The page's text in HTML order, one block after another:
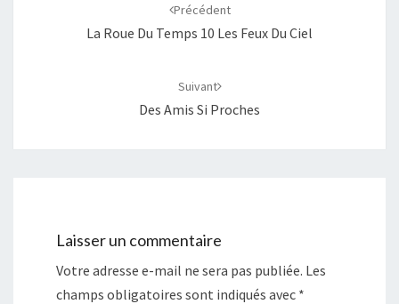
Précédent
La Roue Du Temps 10 Les Feux Du Ciel
Suivant
Des Amis Si Proches
Laisser un commentaire
Votre adresse e-mail ne sera pas publiée. Les
champs obligatoires sont indiqués avec *